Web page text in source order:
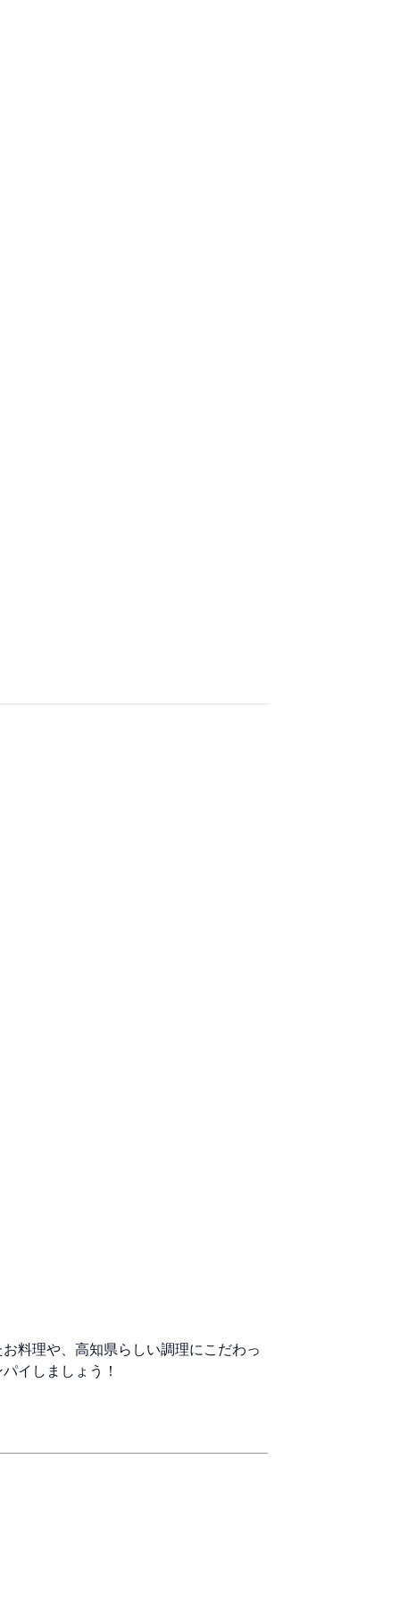
料理や、高知県らしい調理にこだわっ
イしましょう！